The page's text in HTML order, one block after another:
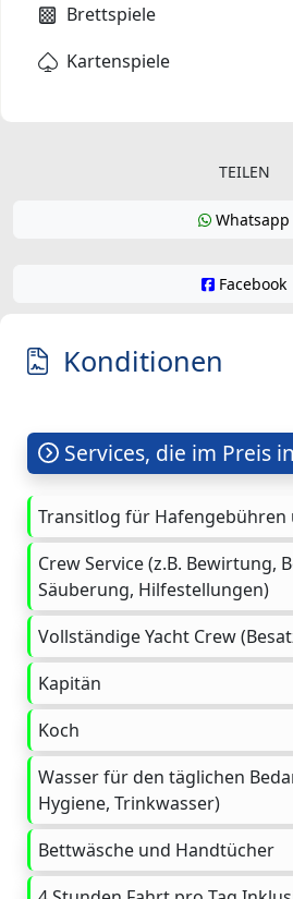
Brettspiele
Kartenspiele
TEILEN
Whatsapp
Facebook
Konditionen
Services, die im Preis
Transitlog für Hafengebühren
Crew Service (z.B. Bewirtung,
Säuberung, Hilfestellungen)
Vollständige Yacht Crew
Kapitän
Koch
Wasser für den täglichen
Hygiene, Trinkwasser)
Bettwäsche und Handtücher